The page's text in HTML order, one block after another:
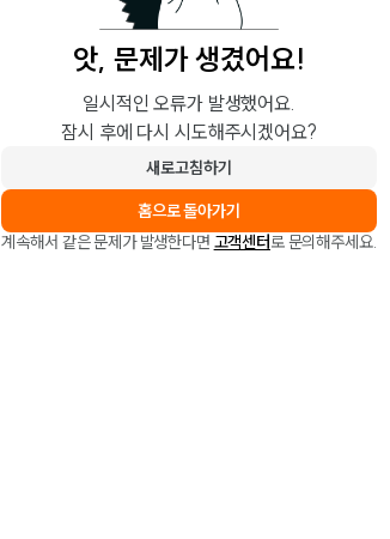
앗, 문제가 생겼어요!
일시적인 오류가 발생했어요.
잠시 후에 다시 시도해주시겠어요?
새로고침하기
홈으로 돌아가기
계속해서 같은 문제가 발생한다면 고객센터로 문의해주세요.